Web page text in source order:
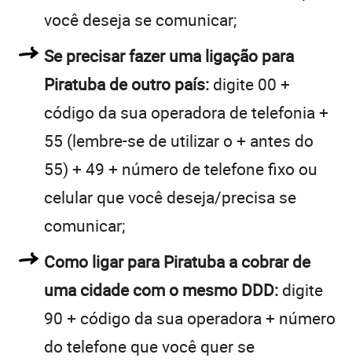
você deseja se comunicar;
Se precisar fazer uma ligação para
Piratuba de outro país: digite 00 +
código da sua operadora de telefonia +
55 (lembre-se de utilizar o + antes do
55) + 49 + número de telefone fixo ou
celular que você deseja/precisa se
comunicar;
Como ligar para Piratuba a cobrar de
uma cidade com o mesmo DDD: digite
90 + código da sua operadora + número
do telefone que você quer se